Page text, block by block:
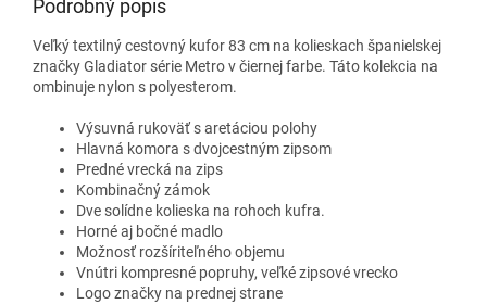
Podrobný popis
Veľký textilný cestovný kufor 83 cm na kolieskach španielskej
značky Gladiator série Metro v čiernej farbe. Táto kolekcia na
ombinuje nylon s polyesterom.
Výsuvná rukoväť s aretáciou polohy
Hlavná komora s dvojcestným zipsom
Predné vrecká na zips
Kombinačný zámok
Dve solídne kolieska na rohoch kufra.
Horné aj bočné madlo
Možnosť rozšíriteľného objemu
Vnútri kompresné popruhy, veľké zipsové vrecko
Logo značky na prednej strane